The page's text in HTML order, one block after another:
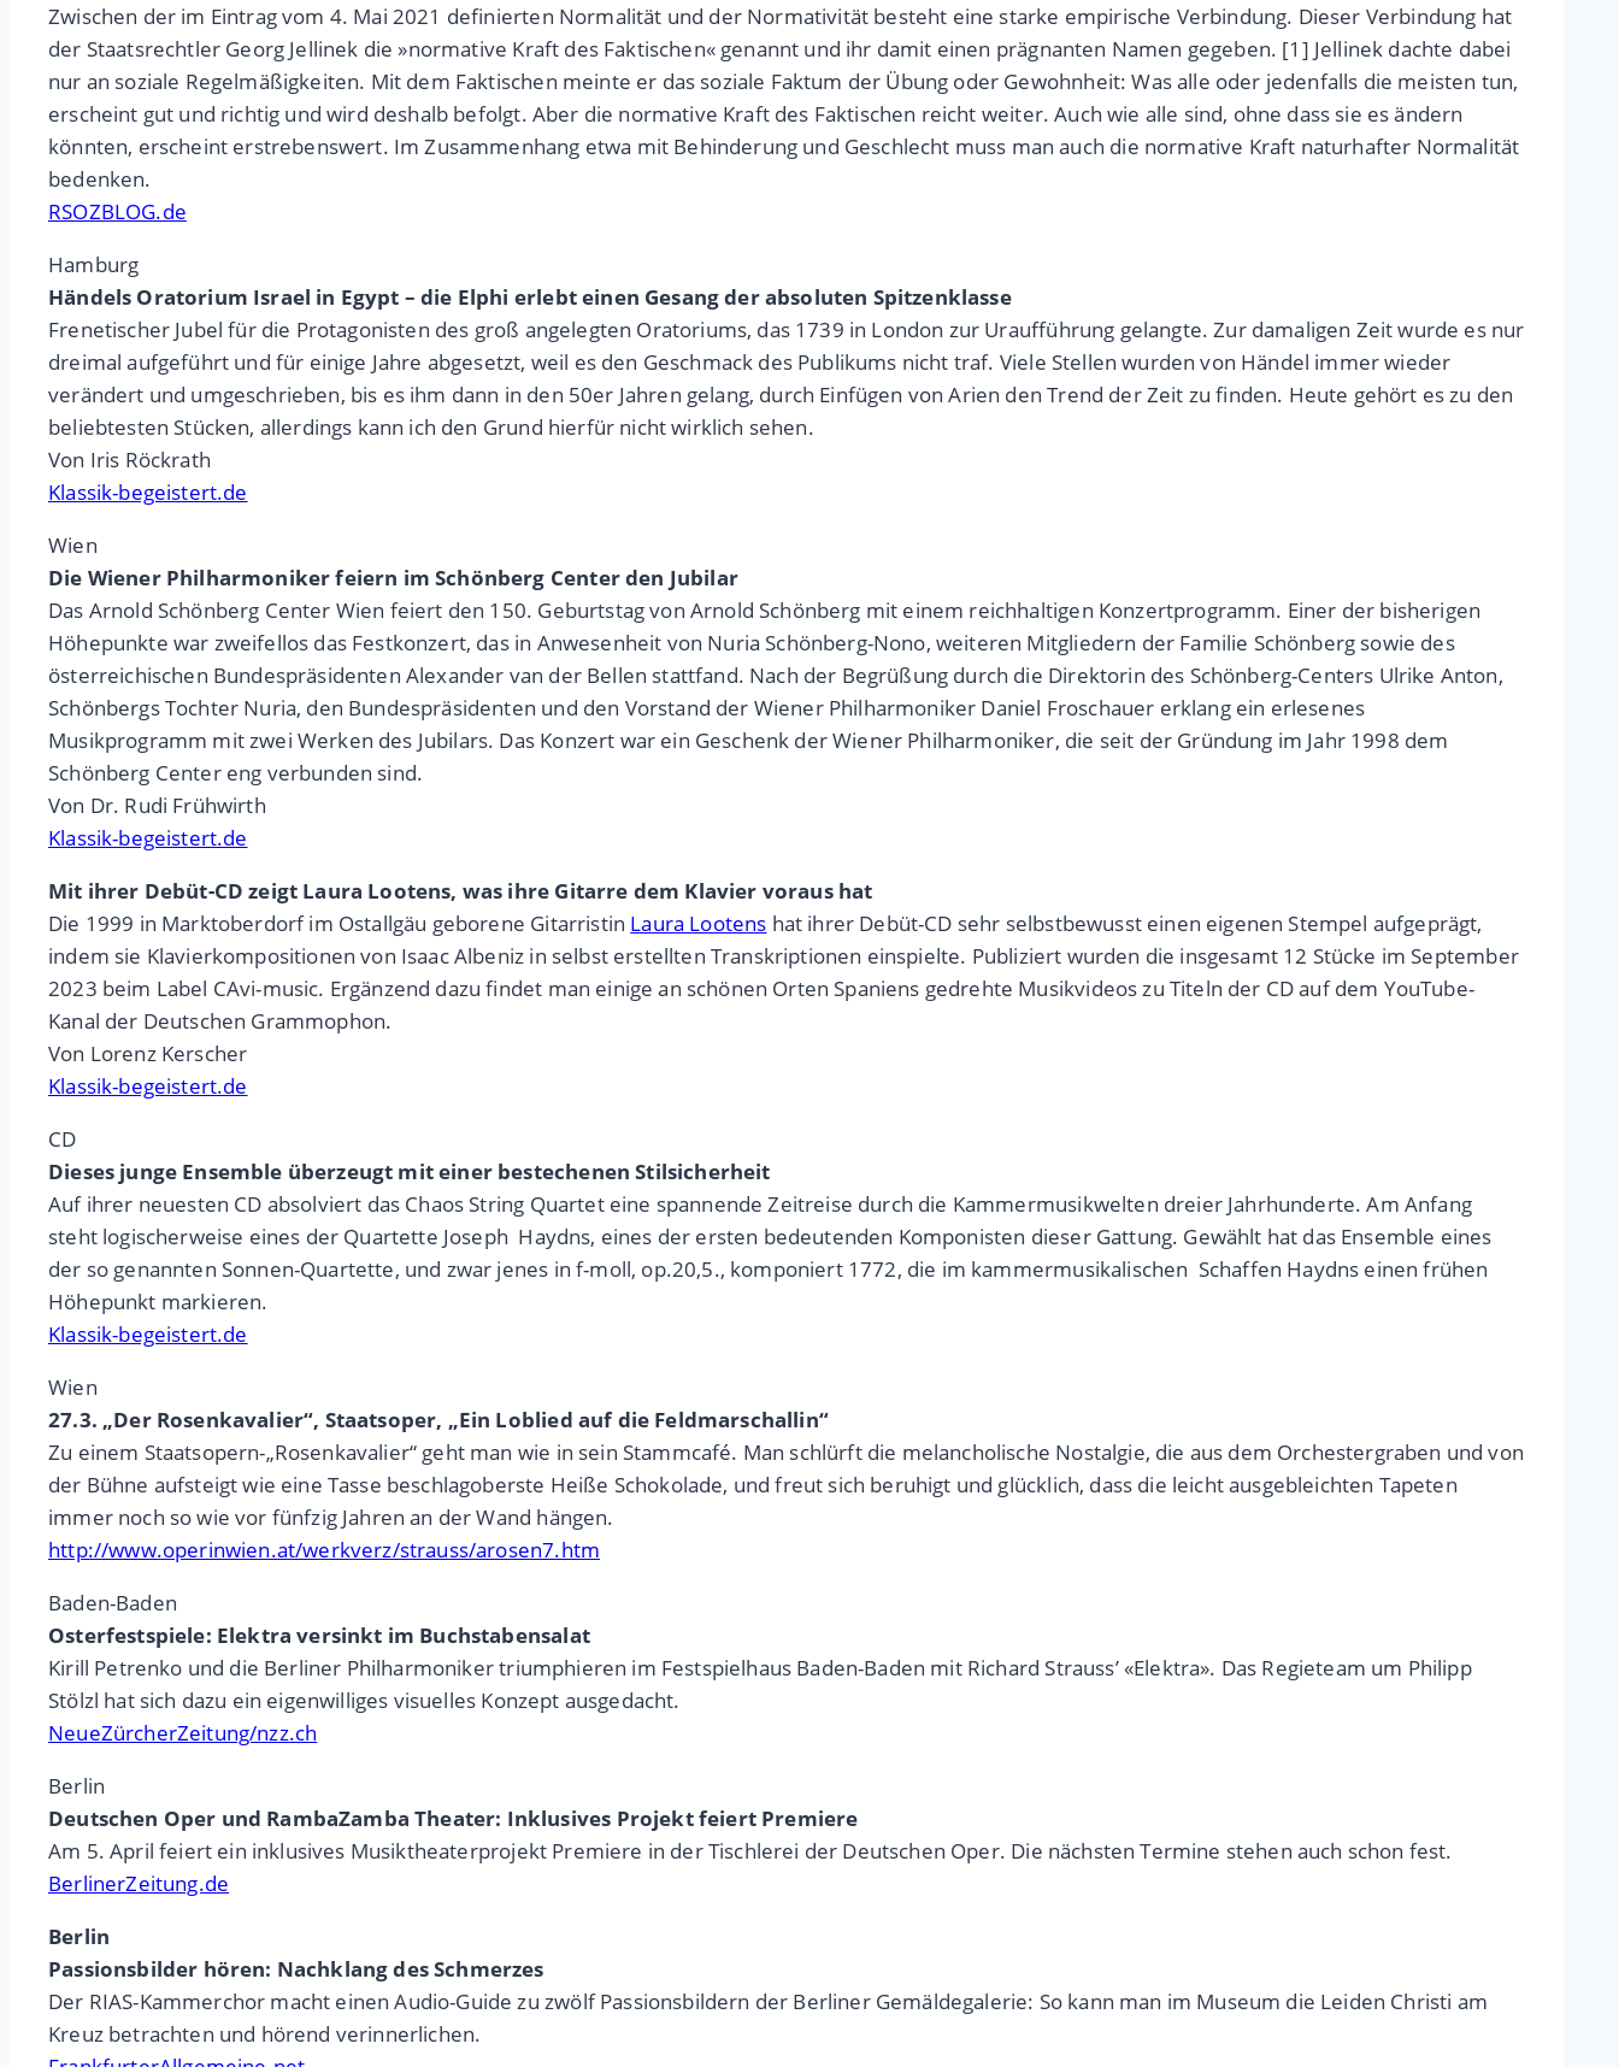
Zwischen der im Eintrag vom 4. Mai 2021 definierten Normalität und der Normativität besteht eine starke empirische Verbindung. Dieser Verbindung hat
der Staatsrechtler Georg Jellinek die »normative Kraft des Faktischen« genannt und ihr damit einen prägnanten Namen gegeben. [1] Jellinek dachte dabei
nur an soziale Regelmäßigkeiten. Mit dem Faktischen meinte er das soziale Faktum der Übung oder Gewohnheit: Was alle oder jedenfalls die meisten tun,
erscheint gut und richtig und wird deshalb befolgt. Aber die normative Kraft des Faktischen reicht weiter. Auch wie alle sind, ohne dass sie es ändern
könnten, erscheint erstrebenswert. Im Zusammenhang etwa mit Behinderung und Geschlecht muss man auch die normative Kraft naturhafter Normalität
bedenken.
RSOZBLOG.de
Hamburg
Händels Oratorium Israel in Egypt – die Elphi erlebt einen Gesang der absoluten Spitzenklasse
Frenetischer Jubel für die Protagonisten des groß angelegten Oratoriums, das 1739 in London zur Uraufführung gelangte. Zur damaligen Zeit wurde es nur
dreimal aufgeführt und für einige Jahre abgesetzt, weil es den Geschmack des Publikums nicht traf. Viele Stellen wurden von Händel immer wieder
verändert und umgeschrieben, bis es ihm dann in den 50er Jahren gelang, durch Einfügen von Arien den Trend der Zeit zu finden. Heute gehört es zu den
beliebtesten Stücken, allerdings kann ich den Grund hierfür nicht wirklich sehen.
Von Iris Röckrath
Klassik-begeistert.de
Wien
Die Wiener Philharmoniker feiern im Schönberg Center den Jubilar
Das Arnold Schönberg Center Wien feiert den 150. Geburtstag von Arnold Schönberg mit einem reichhaltigen Konzertprogramm. Einer der bisherigen
Höhepunkte war zweifellos das Festkonzert, das in Anwesenheit von Nuria Schönberg-Nono, weiteren Mitgliedern der Familie Schönberg sowie des
österreichischen Bundespräsidenten Alexander van der Bellen stattfand. Nach der Begrüßung durch die Direktorin des Schönberg-Centers Ulrike Anton,
Schönbergs Tochter Nuria, den Bundespräsidenten und den Vorstand der Wiener Philharmoniker Daniel Froschauer erklang ein erlesenes
Musikprogramm mit zwei Werken des Jubilars. Das Konzert war ein Geschenk der Wiener Philharmoniker, die seit der Gründung im Jahr 1998 dem
Schönberg Center eng verbunden sind.
Von Dr. Rudi Frühwirth
Klassik-begeistert.de
Mit ihrer Debüt-CD zeigt Laura Lootens, was ihre Gitarre dem Klavier voraus hat
Die 1999 in Marktoberdorf im Ostallgäu geborene Gitarristin Laura Lootens hat ihrer Debüt-CD sehr selbstbewusst einen eigenen Stempel aufgeprägt,
indem sie Klavierkompositionen von Isaac Albeniz in selbst erstellten Transkriptionen einspielte. Publiziert wurden die insgesamt 12 Stücke im September
2023 beim Label CAvi-music. Ergänzend dazu findet man einige an schönen Orten Spaniens gedrehte Musikvideos zu Titeln der CD auf dem YouTube-
Kanal der Deutschen Grammophon.
Von Lorenz Kerscher
Klassik-begeistert.de
CD
Dieses junge Ensemble überzeugt mit einer bestechenen Stilsicherheit
Auf ihrer neuesten CD absolviert das Chaos String Quartet eine spannende Zeitreise durch die Kammermusikwelten dreier Jahrhunderte. Am Anfang
steht logischerweise eines der Quartette Joseph Haydns, eines der ersten bedeutenden Komponisten dieser Gattung. Gewählt hat das Ensemble eines
der so genannten Sonnen-Quartette, und zwar jenes in f-moll, op.20,5., komponiert 1772, die im kammermusikalischen Schaffen Haydns einen frühen
Höhepunkt markieren.
Klassik-begeistert.de
Wien
27.3. „Der Rosenkavalier“, Staatsoper, „Ein Loblied auf die Feldmarschallin“
Zu einem Staatsopern-„Rosenkavalier“ geht man wie in sein Stammcafé. Man schlürft die melancholische Nostalgie, die aus dem Orchestergraben und von
der Bühne aufsteigt wie eine Tasse beschlagoberste Heiße Schokolade, und freut sich beruhigt und glücklich, dass die leicht ausgebleichten Tapeten
immer noch so wie vor fünfzig Jahren an der Wand hängen.
http://www.operinwien.at/werkverz/strauss/arosen7.htm
Baden-Baden
Osterfestspiele: Elektra versinkt im Buchstabensalat
Kirill Petrenko und die Berliner Philharmoniker triumphieren im Festspielhaus Baden-Baden mit Richard Strauss’ «Elektra». Das Regieteam um Philipp
Stölzl hat sich dazu ein eigenwilliges visuelles Konzept ausgedacht.
NeueZürcherZeitung/nzz.ch
Berlin
Deutschen Oper und RambaZamba Theater: Inklusives Projekt feiert Premiere
Am 5. April feiert ein inklusives Musiktheaterprojekt Premiere in der Tischlerei der Deutschen Oper. Die nächsten Termine stehen auch schon fest.
BerlinerZeitung.de
Berlin
Passionsbilder hören: Nachklang des Schmerzes
Der RIAS-Kammerchor macht einen Audio-Guide zu zwölf Passionsbildern der Berliner Gemäldegalerie: So kann man im Museum die Leiden Christi am
Kreuz betrachten und hörend verinnerlichen.